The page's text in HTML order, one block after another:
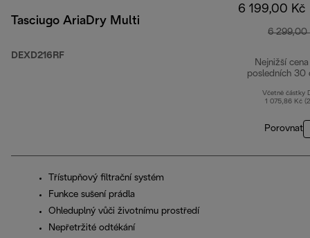
Tasciugo AriaDry Multi
DEXD216RF
6 199,00 Kč
6 299,00
Nejnižší
posledních 30
Včetně částky
1 075,86 Kč
Porovnat
Třístupňový filtrační systém
Funkce sušení prádla
Ohleduplný vůči životnímu prostředí
Nepřetržité odtékání